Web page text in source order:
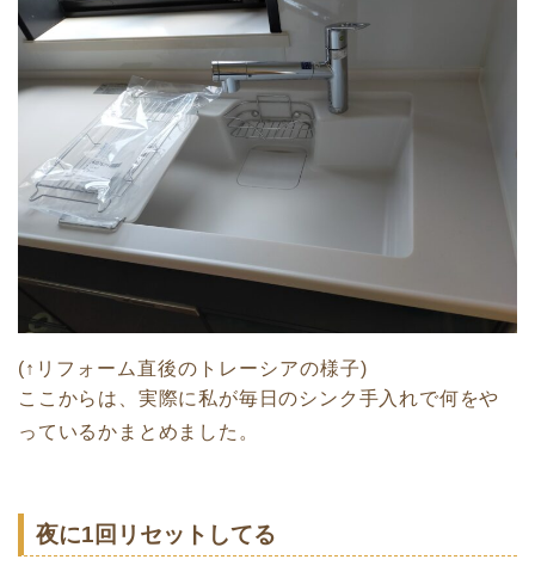
(↑リフォーム直後のトレーシアの様子)
ここからは、実際に私が毎日のシンク手入れで何をや
っているかまとめました。
夜に1回リセットしてる